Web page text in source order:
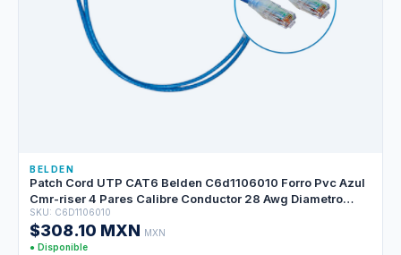
BELDEN
Patch Cord UTP CAT6 Belden C6d1106010 Forro Pvc Azul
Cmr-riser 4 Pares Calibre Conductor 28 Awg Diametro
Reducido Cobre Estañado Multifilar Uso Interior Partes
Relacionadas:conectores Modulares CAT6 Patch Panel
CAT6 Longitud 10 Pies 3 Metros
SKU: C6D1106010
$308.10 MXN MXN
● Disponible